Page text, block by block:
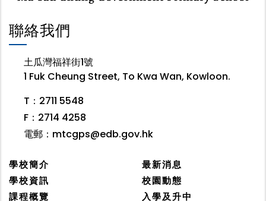
聯絡我們
土瓜灣福祥街1號
1 Fuk Cheung Street, To Kwa Wan, Kowloon.
T：2711 5548
F：2714 4258
電郵： mtcgps@edb.gov.hk
學校簡介
學校資訊
課程概覽
最新消息
校園動態
入學及升中